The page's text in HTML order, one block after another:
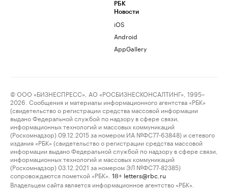
РБК
Новости
iOS
Android
AppGallery
© ООО «БИЗНЕСПРЕСС», АО «РОСБИЗНЕСКОНСАЛТИНГ», 1995–
2026. Сообщения и материалы информационного агентства «РБК»
(свидетельство о регистрации средства массовой информации
выдано Федеральной службой по надзору в сфере связи,
информационных технологий и массовых коммуникаций
(Роскомнадзор) 09.12.2015 за номером ИА №ФС77-63848) и сетевого
издания «РБК» (свидетельство о регистрации средства массовой
информации выдано Федеральной службой по надзору в сфере связи,
информационных технологий и массовых коммуникаций
(Роскомнадзор) 03.12.2021 за номером ЭЛ №ФС77-82385)
сопровождаются пометкой «РБК».
18+ letters@rbc.ru
Владельцем сайта является информационное агентство «РБК».